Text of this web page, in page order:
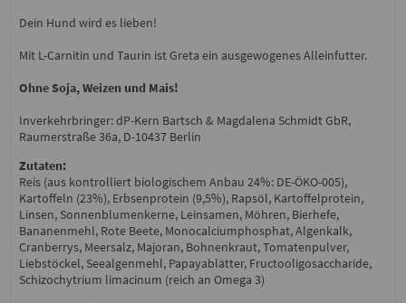
Dein Hund wird es lieben!
Mit L-Carnitin und Taurin ist Greta ein ausgewogenes Alleinfutter.
Ohne Soja, Weizen und Mais!
Inverkehrbringer: dP-Kern Bartsch & Magdalena Schmidt GbR,
Raumerstraße 36a, D-10437 Berlin
Zutaten:
Reis (aus kontrolliert biologischem Anbau 24%: DE-ÖKO-005),
Kartoffeln (23%), Erbsenprotein (9,5%), Rapsöl, Kartoffelprotein,
Linsen, Sonnenblumenkerne, Leinsamen, Möhren, Bierhefe,
Bananenmehl, Rote Beete, Monocalciumphosphat, Algenkalk,
Cranberrys, Meersalz, Majoran, Bohnenkraut, Tomatenpulver,
Liebstöckel, Seealgenmehl, Papayablätter, Fructooligosaccharide,
Schizochytrium limacinum (reich an Omega 3)